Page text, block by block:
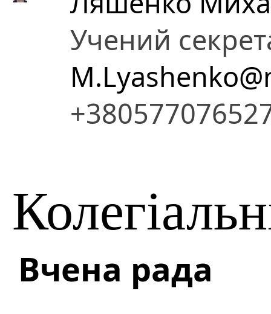
Учений
Вчена рада